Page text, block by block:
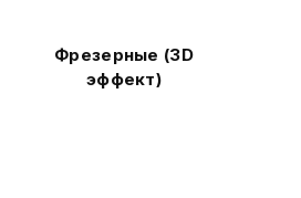
Фрезерные (3D
эффект)